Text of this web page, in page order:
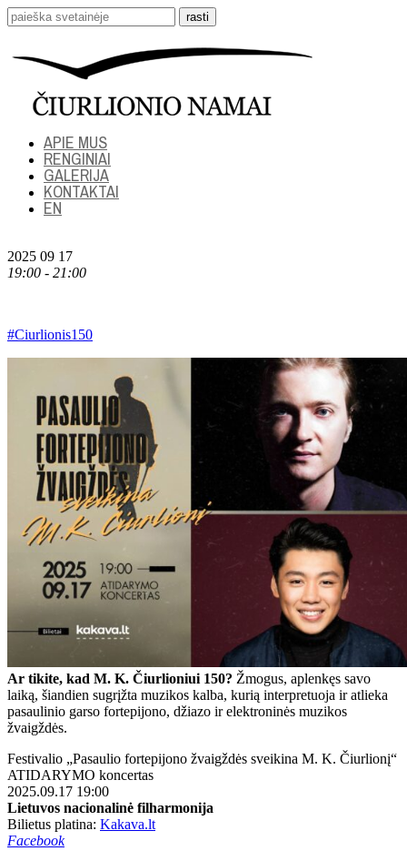
APIE MUS
RENGINIAI
GALERIJA
KONTAKTAI
EN
2025 09 17
19:00 - 21:00
#Ciurlionis150
Ar tikite, kad M. K. Čiurlioniui 150? Žmogus, aplenkęs savo
laiką, šiandien sugrįžta muzikos kalba, kurią interpretuoja ir atlieka
pasaulinio garso fortepijono, džiazo ir elektroninės muzikos
žvaigždės.
Festivalio „Pasaulio fortepijono žvaigždės sveikina M. K. Čiurlionį“
ATIDARYMO koncertas
2025.09.17 19:00
Lietuvos nacionalinė filharmonija
Bilietus platina: Kakava.lt
Facebook